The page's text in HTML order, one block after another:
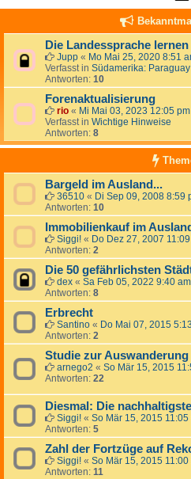
Die Landessprache lernen
Jupp « Mo Mai 25, 2020 8:51
Verfasst in Südamerika: Paraguay
Antworten: 10
Forenaktualisierung
rio « Mi Mai 03, 2023 12:05 pm
Verfasst in Wichtige Hinweise
Antworten: 8
Bargeld im Ausland...
36510 « Di Sep 09, 2008 8:59
Antworten: 10
Immobilienkauf im
Siggi! « Do Dez 27, 2007
Antworten: 2
Die 50 gefährlichsten
dex « Sa Feb 05, 2022 9:40 am
Antworten: 8
Erbrecht
Santino « Do Mai 07, 2015
Antworten: 2
Studie zur Auswanderung
arnego2 « So Mär 15, 2015
Antworten: 22
Diesmal: Die
Siggi! « So Mär 15, 2015 11:05
Antworten: 5
Zahl der Fortzüge auf
Siggi! « So Mär 15, 2015 11:00
Antworten: 11